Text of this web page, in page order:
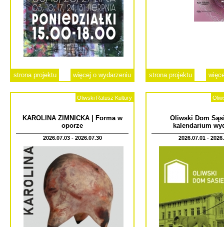
strona projektu więcej o wydarzeniu strona projektu
Oliwski Ratusz Kultury
KAROLINA ZIMNICKA | Forma w
oporze
2026.07.03 - 2026.07.30
Oliwski Dom
kalendarium
2026.07.01 -